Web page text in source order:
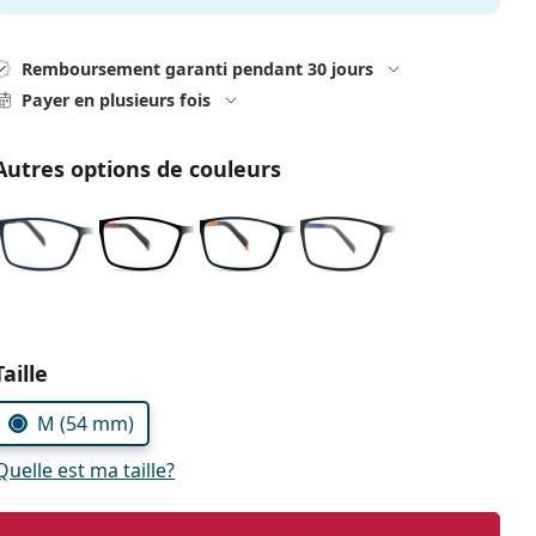
Remboursement garanti pendant 30 jours
Payer en plusieurs fois
options de couleurs
les paramètres
M (54 mm)
est ma taille?